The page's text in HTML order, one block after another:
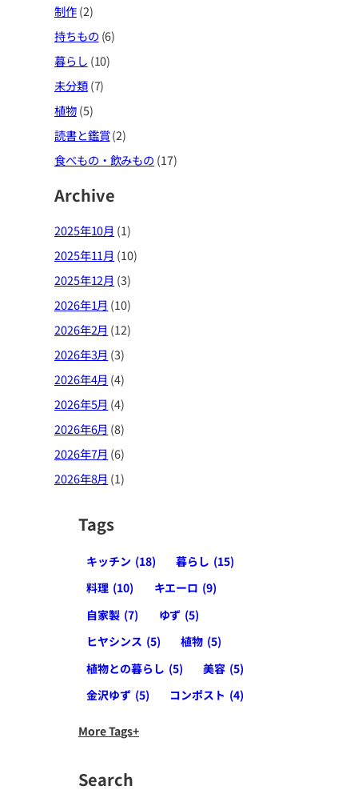
制作(2)
持ちもの (6)
暮らし (10)
未分類(7)
植物(5)
読書と鑑賞(2)
食べもの・飲みもの (17)
Archive
2025年10月 (1)
2025年11月 (10)
2025年12月 (3)
2026年1月 (10)
2026年2月 (12)
2026年3月 (3)
2026年4月 (4)
2026年5月 (4)
2026年6月 (8)
2026年7月 (6)
2026年8月 (1)
Tags
キッチン (18) 暮らし (15)
料理 (10) キエーロ (9)
自家製 (7) ゆず (5)
ヒヤシンス (5) 植物 (5)
植物との暮らし (5) 美容 (5)
金沢ゆず (5) コンポスト (4)
More Tags
Search